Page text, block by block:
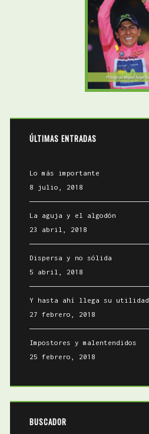
ÚLTIMAS ENTRADAS
Lo más importante
8 julio, 2018
La aguja y el algodón
23 abril, 2018
Dispersa y no sólida
5 abril, 2018
Y hasta ahí llega su utilidad
27 febrero, 2018
Impostores y malentendidos
25 febrero, 2018
BUSCADOR